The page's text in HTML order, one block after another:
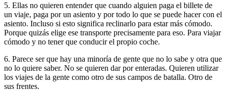
5. Ellas no quieren entender que cuando alguien paga el billete de
un viaje, paga por un asiento y por todo lo que se puede hacer con el
asiento. Incluso si esto significa reclinarlo para estar más cómodo.
Porque quizás elige ese transporte precisamente para eso. Para viajar
cómodo y no tener que conducir el propio coche.
6. Parece ser que hay una minoría de gente que no lo sabe y otra que
no lo quiere saber. No se quieren dar por enteradas. Quieren utilizar
los viajes de la gente como otro de sus campos de batalla. Otro de
sus frentes.